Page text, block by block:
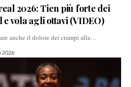
2026: Tien più forte dei
vola agli ottavi (VIDEO)
anche il dolore dei crampi alla…
2026